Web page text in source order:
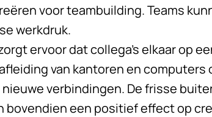
voor teambuilding. Teams
werkdruk.
ervoor dat collega’s elkaar op
van kantoren en computers
verbindingen. De frisse
bovendien een positief effect op